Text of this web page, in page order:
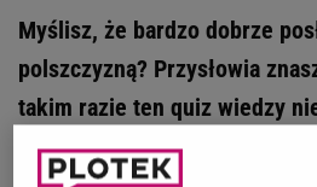
Myślisz, że bardzo dobrze
polszczyzną? Przysłowia
takim razie ten quiz wiedzy
trudnością. Przygotowaliśmy